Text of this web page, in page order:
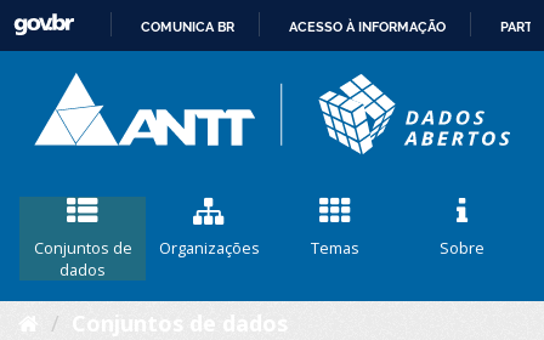
CONTEÚDO
COMUNICA BR ACESSO À INFORMAÇÃO
Conjuntos de
dados
Organizações Temas Sobre